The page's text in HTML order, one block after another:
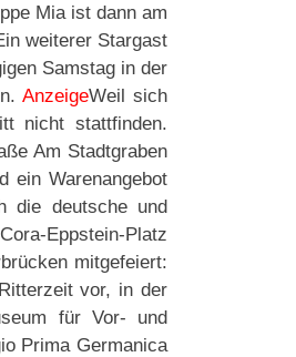
Mia ist dann am
weiterer Stargast
Samstag in der
AnzeigeWeil sich
nicht stattfinden.
Am Stadtgraben
ein Warenangebot
die deutsche und
Eppstein-Platz
mitgefeiert:
vor, in der
für Vor- und
Prima Germanica